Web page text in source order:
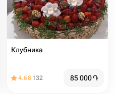
Клубника
4.68 132 85 000֏